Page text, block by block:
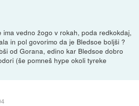
ima vedno žogo v rokah, poda redkokdaj,
in pol govorimo da je Bledsoe boljši ?
od Gorana, edino kar Bledsoe dobro
(še pomneš hype okoli tyreke